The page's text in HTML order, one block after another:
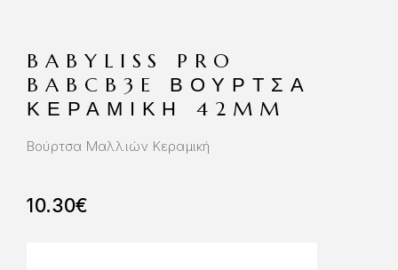
BABYLISS PRO
BABCB3E ΒΟΥΡΤΣΑ
ΚΕΡΑΜΙΚΗ 42MM
Βούρτσα Μαλλιών Κεραμική
10.30€